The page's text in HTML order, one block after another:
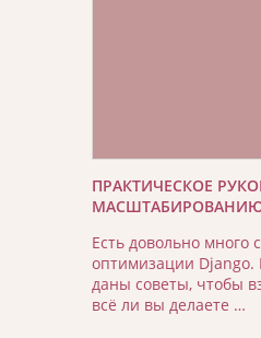
ПРАКТИЧЕСКОЕ
МАСШТАБИРОВАНИЮ
Есть довольно много
оптимизации Django.
даны советы, чтобы
всё ли вы делаете …